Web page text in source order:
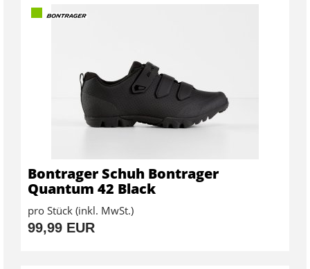
Bontrager Schuh Bontrager
Quantum 42 Black
pro Stück (inkl. MwSt.)
99,99 EUR